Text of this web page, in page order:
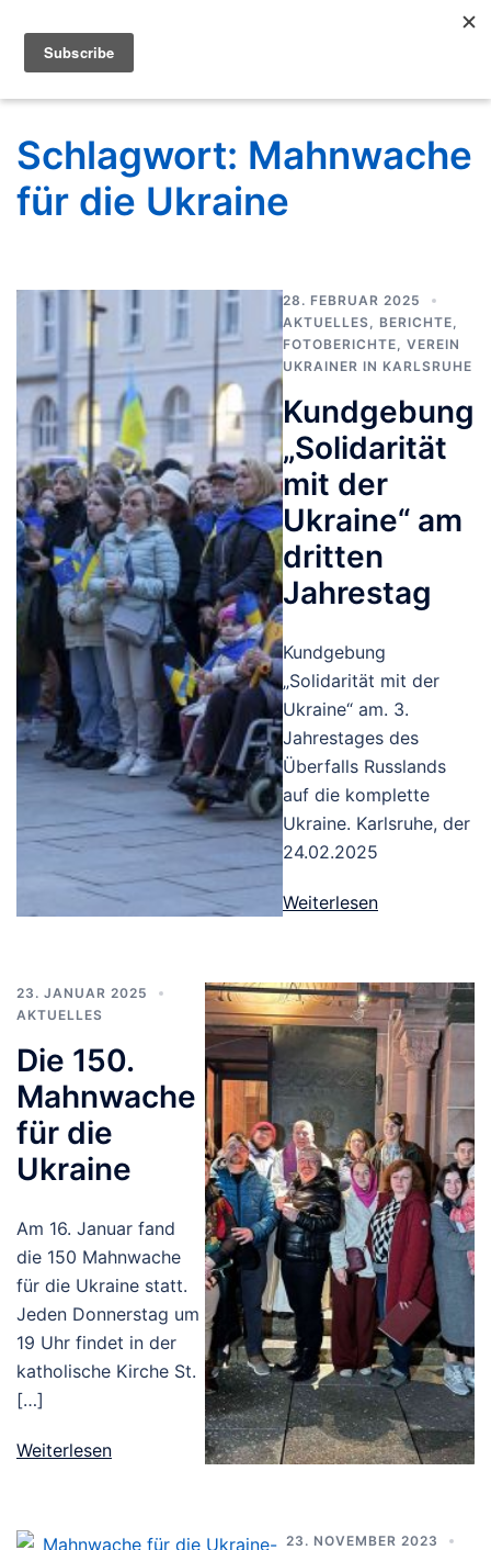
Schlagwort: Mahnwache
für die Ukraine
28. FEBRUAR 2025
AKTUELLES
BERICHTE
FOTOBERICHTE
VEREIN
UKRAINER IN KARLSRUHE
Kundgebung
„Solidarität
mit der
Ukraine“ am
dritten
Jahrestag
Kundgebung
„Solidarität mit der
Ukraine“ am. 3.
Jahrestages des
Überfalls Russlands
auf die komplette
Ukraine. Karlsruhe, der
24.02.2025
Weiterlesen
23. JANUAR 2025
AKTUELLES
Die 150.
Mahnwache
für die
Ukraine
Am 16. Januar fand
die 150 Mahnwache
für die Ukraine statt.
Jeden Donnerstag um
19 Uhr findet in der
katholische Kirche St.
[…]
Weiterlesen
23. NOVEMBER 2023